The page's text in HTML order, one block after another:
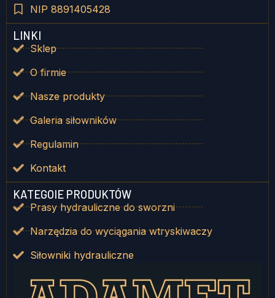
NIP 8891405428
LINKI
Sklep
O firmie
Nasze produkty
Galeria siłowników
Regulamin
Kontakt
KATEGOIE PRODUKTÓW
Prasy hydrauliczne do sworzni
Narzędzia do wyciągania wtryskiwaczy
Siłowniki hydrauliczne